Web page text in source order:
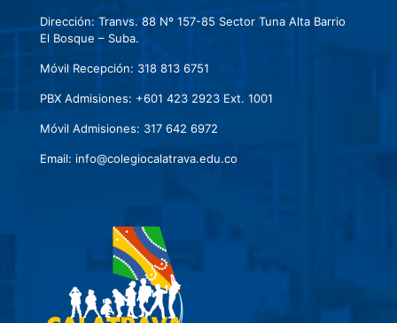
Dirección: Tranvs. 88 Nº 157-85 Sector Tuna Alta Barrio
El Bosque – Suba.
Móvil Recepción: 318 813 6751
PBX Admisiones: +601 423 2923 Ext. 1001
Móvil Admisiones: 317 642 6972
Email: info@colegiocalatrava.edu.co